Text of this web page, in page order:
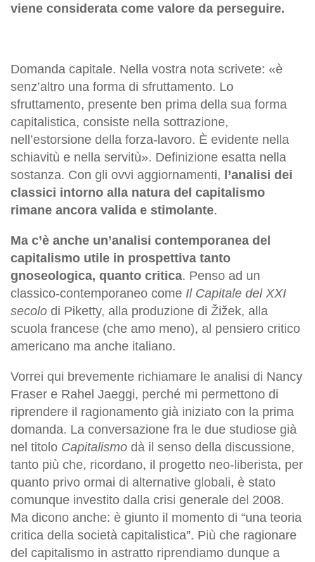
viene considerata come valore da perseguire.
Domanda capitale. Nella vostra nota scrivete: «è
senz’altro una forma di sfruttamento. Lo
sfruttamento, presente ben prima della sua forma
capitalistica, consiste nella sottrazione,
nell’estorsione della forza-lavoro. È evidente nella
schiavitù e nella servitù». Definizione esatta nella
sostanza. Con gli ovvi aggiornamenti, l’analisi dei
classici intorno alla natura del capitalismo
rimane ancora valida e stimolante.
Ma c’è anche un’analisi contemporanea del
capitalismo utile in prospettiva tanto
gnoseologica, quanto critica. Penso ad un
classico-contemporaneo come Il Capitale del XXI
secolo di Piketty, alla produzione di Žižek, alla
scuola francese (che amo meno), al pensiero critico
americano ma anche italiano.
Vorrei qui brevemente richiamare le analisi di Nancy
Fraser e Rahel Jaeggi, perché mi permettono di
riprendere il ragionamento già iniziato con la prima
domanda. La conversazione fra le due studiose già
nel titolo Capitalismo dà il senso della discussione,
tanto più che, ricordano, il progetto neo-liberista, per
quanto privo ormai di alternative globali, è stato
comunque investito dalla crisi generale del 2008.
Ma dicono anche: è giunto il momento di “una teoria
critica della società capitalistica”. Più che ragionare
del capitalismo in astratto riprendiamo dunque a